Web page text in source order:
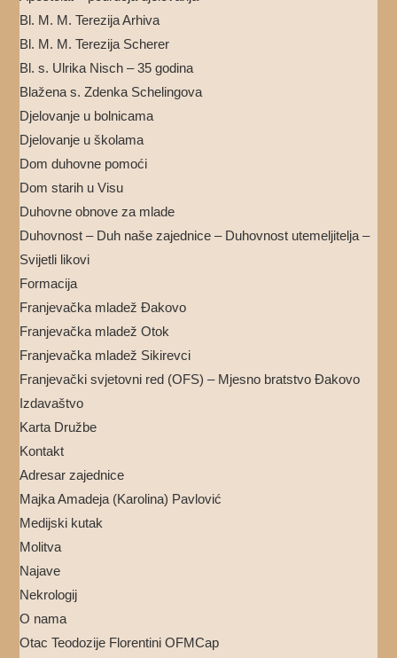
Bl. M. M. Terezija Arhiva
Bl. M. M. Terezija Scherer
Bl. s. Ulrika Nisch – 35 godina
Blažena s. Zdenka Schelingova
Djelovanje u bolnicama
Djelovanje u školama
Dom duhovne pomoći
Dom starih u Visu
Duhovne obnove za mlade
Duhovnost – Duh naše zajednice – Duhovnost utemeljitelja –
Svijetli likovi
Formacija
Franjevačka mladež Đakovo
Franjevačka mladež Otok
Franjevačka mladež Sikirevci
Franjevački svjetovni red (OFS) – Mjesno bratstvo Đakovo
Izdavaštvo
Karta Družbe
Kontakt
Adresar zajednice
Majka Amadeja (Karolina) Pavlović
Medijski kutak
Molitva
Najave
Nekrologij
O nama
Otac Teodozije Florentini OFMCap